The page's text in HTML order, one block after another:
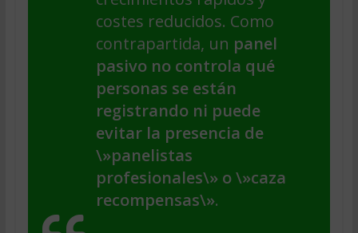
costes reducidos. Como
contrapartida, un panel
pasivo no controla qué
personas se están
registrando ni puede
evitar la presencia de
\»panelistas
profesionales\» o \»caza
recompensas\».